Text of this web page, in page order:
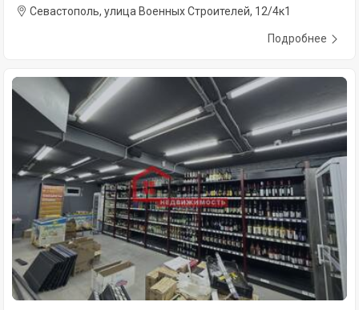
Севастополь, улица Военных Строителей, 12/4к1
Подробнее